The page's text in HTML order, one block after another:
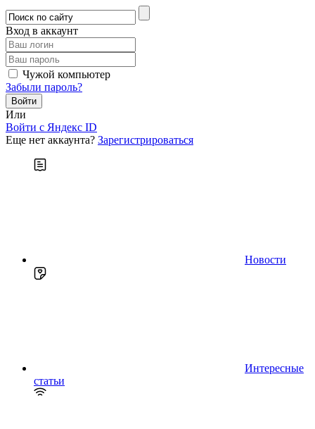
Вход в аккаунт
Чужой компьютер
Забыли пароль?
Или
Войти c Яндекс ID
Еще нет аккаунта? Зарегистрироваться
Новости
Интересные
статьи